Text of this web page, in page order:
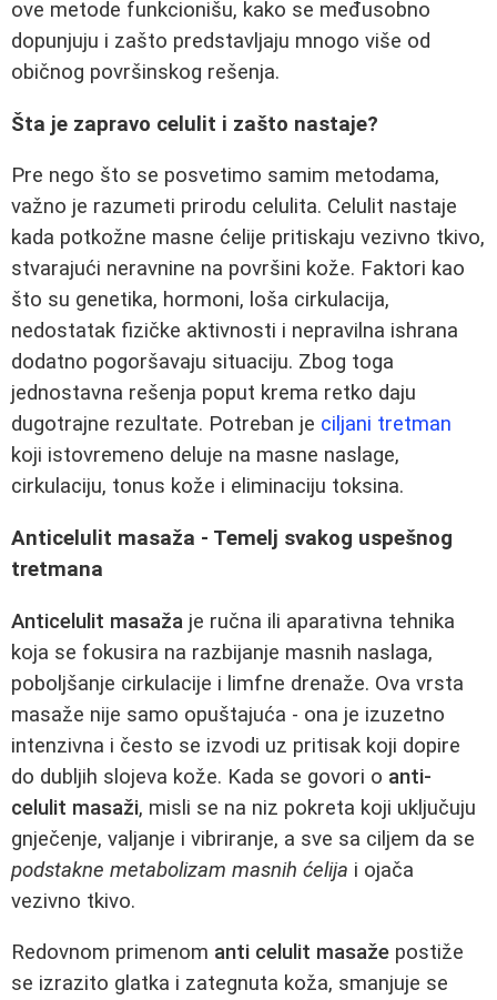
ove metode funkcionišu, kako se međusobno
dopunjuju i zašto predstavljaju mnogo više od
običnog površinskog rešenja.
Šta je zapravo celulit i zašto nastaje?
Pre nego što se posvetimo samim metodama,
važno je razumeti prirodu celulita. Celulit nastaje
kada potkožne masne ćelije pritiskaju vezivno tkivo,
stvarajući neravnine na površini kože. Faktori kao
što su genetika, hormoni, loša cirkulacija,
nedostatak fizičke aktivnosti i nepravilna ishrana
dodatno pogoršavaju situaciju. Zbog toga
jednostavna rešenja poput krema retko daju
dugotrajne rezultate. Potreban je ciljani tretman
koji istovremeno deluje na masne naslage,
cirkulaciju, tonus kože i eliminaciju toksina.
Anticelulit masaža - Temelj svakog uspešnog
tretmana
Anticelulit masaža je ručna ili aparativna tehnika
koja se fokusira na razbijanje masnih naslaga,
poboljšanje cirkulacije i limfne drenaže. Ova vrsta
masaže nije samo opuštajuća - ona je izuzetno
intenzivna i često se izvodi uz pritisak koji dopire
do dubljih slojeva kože. Kada se govori o anti-
celulit masaži, misli se na niz pokreta koji uključuju
gnječenje, valjanje i vibriranje, a sve sa ciljem da se
podstakne metabolizam masnih ćelija i ojača
vezivno tkivo.
Redovnom primenom anti celulit masaže postiže
se izrazito glatka i zategnuta koža, smanjuje se